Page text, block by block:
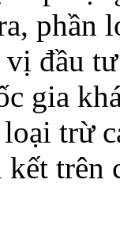
phần
đầu
gia
trừ
trên